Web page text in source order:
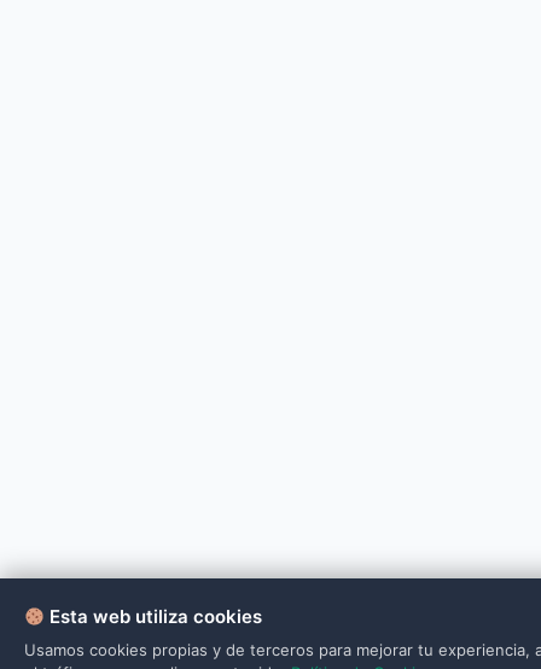
Esta web utiliza cookies
Usamos cookies propias y de terceros para mejorar tu experiencia,